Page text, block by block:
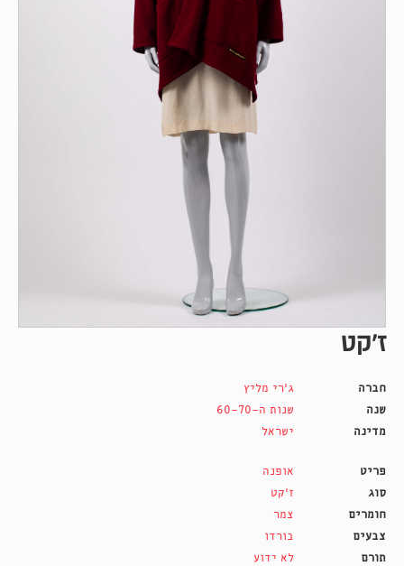
ז'קט
חברה
ג'רי מליץ
שנה
שנות ה-60-70
מדינה
ישראל
פריט
אופנה
סוג
ז'קט
חומרים
צמר
צבעים
בורדו
תורם
לא ידוע